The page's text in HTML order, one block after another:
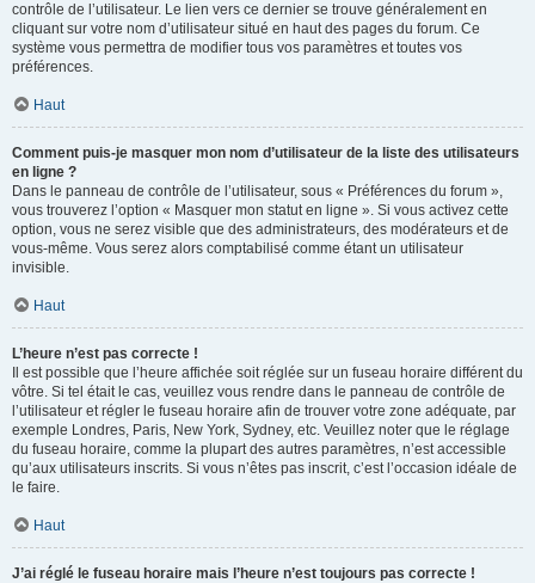
contrôle de l’utilisateur. Le lien vers ce dernier se trouve généralement en
cliquant sur votre nom d’utilisateur situé en haut des pages du forum. Ce
système vous permettra de modifier tous vos paramètres et toutes vos
préférences.
Haut
Comment puis-je masquer mon nom d’utilisateur de la liste des utilisateurs
en ligne ?
Dans le panneau de contrôle de l’utilisateur, sous « Préférences du forum »,
vous trouverez l’option « Masquer mon statut en ligne ». Si vous activez cette
option, vous ne serez visible que des administrateurs, des modérateurs et de
vous-même. Vous serez alors comptabilisé comme étant un utilisateur
invisible.
Haut
L’heure n’est pas correcte !
Il est possible que l’heure affichée soit réglée sur un fuseau horaire différent du
vôtre. Si tel était le cas, veuillez vous rendre dans le panneau de contrôle de
l’utilisateur et régler le fuseau horaire afin de trouver votre zone adéquate, par
exemple Londres, Paris, New York, Sydney, etc. Veuillez noter que le réglage
du fuseau horaire, comme la plupart des autres paramètres, n’est accessible
qu’aux utilisateurs inscrits. Si vous n’êtes pas inscrit, c’est l’occasion idéale de
le faire.
Haut
J’ai réglé le fuseau horaire mais l’heure n’est toujours pas correcte !